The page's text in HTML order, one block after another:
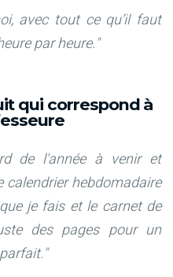
avec tout ce qu’il faut
par heure."
qui correspond à
de l'année à venir et
hebdomadaire
je fais et le carnet de
des pages pour un